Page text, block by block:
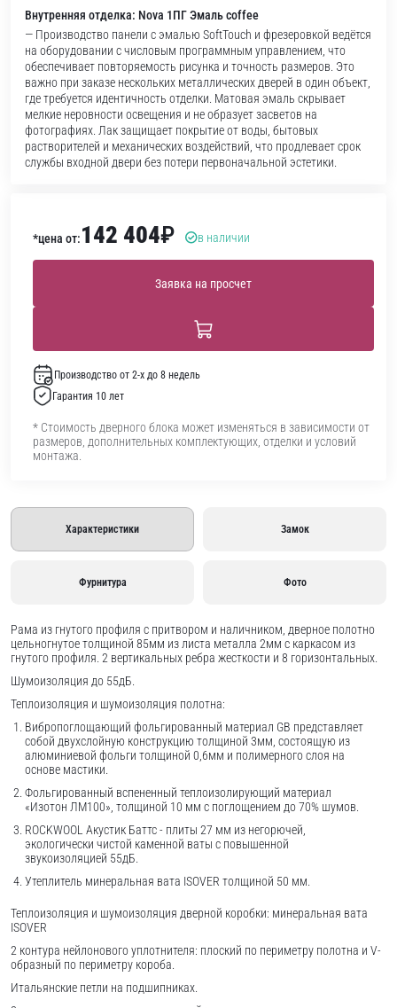
Внутренняя отделка: Nova 1ПГ Эмаль coffee
— Производство панели с эмалью SoftTouch и фрезеровкой ведётся
на оборудовании с числовым программным управлением, что
обеспечивает повторяемость рисунка и точность размеров. Это
важно при заказе нескольких металлических дверей в один объект,
где требуется идентичность отделки. Матовая эмаль скрывает
мелкие неровности освещения и не образует засветов на
фотографиях. Лак защищает покрытие от воды, бытовых
растворителей и механических воздействий, что продлевает срок
службы входной двери без потери первоначальной эстетики.
*цена от:142 404₽ в наличии
Заявка на просчет
Производство от 2-х до 8 недель
Гарантия 10 лет
* Стоимость дверного блока может изменяться в зависимости от
размеров, дополнительных комплектующих, отделки и условий
монтажа.
Характеристики Замок
Фурнитура Фото
Рама из гнутого профиля с притвором и наличником, дверное полотно
цельногнутое толщиной 85мм из листа металла 2мм c каркасом из
гнутого профиля. 2 вертикальных ребра жесткости и 8 горизонтальных.
Шумоизоляция до 55дБ.
Теплоизоляция и шумоизоляция полотна:
Вибропоглощающий фольгированный материал GB представляет
собой двухслойную конструкцию толщиной 3мм, состоящую из
алюминиевой фольги толщиной 0,6мм и полимерного слоя на
основе мастики.
Фольгированный вспененный теплоизолирующий материал
«Изотон ЛМ100», толщиной 10 мм с поглощением до 70% шумов.
ROCKWOOL Акустик Баттс - плиты 27 мм из негорючей,
экологически чистой каменной ваты с повышенной
звукоизоляцией 55дБ.
Утеплитель минеральная вата ISOVER толщиной 50 мм.
Теплоизоляция и шумоизоляция дверной коробки: минеральная вата
ISOVER
2 контура нейлонового уплотнителя: плоский по периметру полотна и V-
образный по периметру короба.
Итальянские петли на подшипниках.